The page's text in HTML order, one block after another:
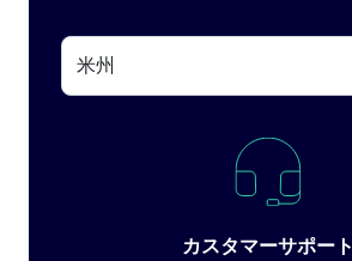
カスタマーサポート